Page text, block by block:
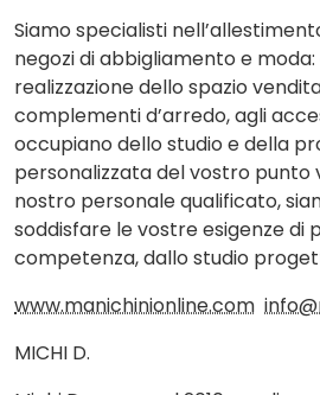
Siamo specialisti
negozi di abbigliamento e
realizzazione dello spazio
complementi d’arredo, agli
occupiano dello studio e della
personalizzata del vostro punto
nostro personale qualificato,
soddisfare le vostre esigenze di
competenza, dallo studio
www.manichinionline.com
MICHI D.